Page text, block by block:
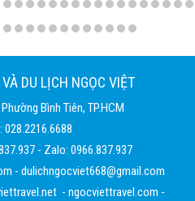
DU LỊCH NGỌC VIỆT
Bình Tiên, TP.HCM
028.2216.6688
- Zalo: 0966.837.937
- dulichngocviet668@gmail.com
- ngocviettravel.com -